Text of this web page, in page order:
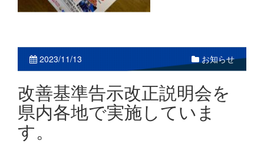
2023/11/13 お知らせ
改善基準告示改正説明会を
県内各地で実施していま
す。